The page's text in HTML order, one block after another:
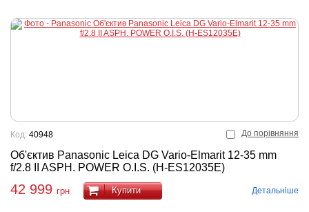
До порівняння
Об'єктив Panasonic Leica DG Vario-Elmarit 12-35 mm
f/2.8 II ASPH. POWER O.I.S. (H-ES12035E)
Код: 40948
42 999 грн Купити Детальніше